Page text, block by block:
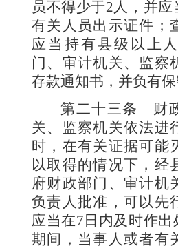
员不得少于2人，并
有关人员出示证件；
应当持有县级以上
门、审计机关、监察
存款通知书，并负有保
第二十三条 财
关、监察机关依法进
时，在有关证据可能
以取得的情况下，经
府财政部门、审计机
负责人批准，可以先
应当在7 日内及时作
期间，当事人或者有